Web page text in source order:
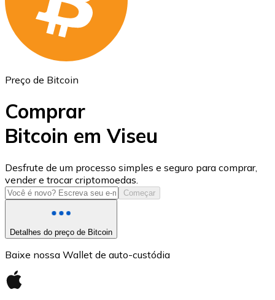
ETH
USD Coin
USDC
Preço de Bitcoin
Comprar
Bitcoin em Viseu
Desfrute de um processo simples e seguro para comprar,
vender e trocar criptomoedas.
Começar
Detalhes do preço de Bitcoin
Baixe nossa Wallet de auto-custódia